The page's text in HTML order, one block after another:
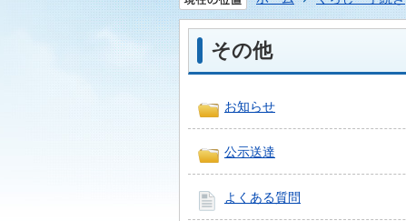
その他
お知らせ
公示送達
よくある質問